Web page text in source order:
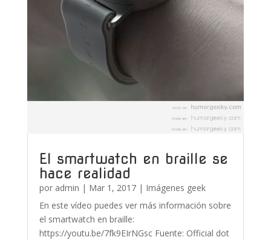
El smartwatch en braille se
hace realidad
por admin | Mar 1, 2017| Imágenes geek
En este vídeo puedes ver más información sobre
el smartwatch en braille:
https://youtu.be/7fk9EIrNGsc Fuente: Official dot